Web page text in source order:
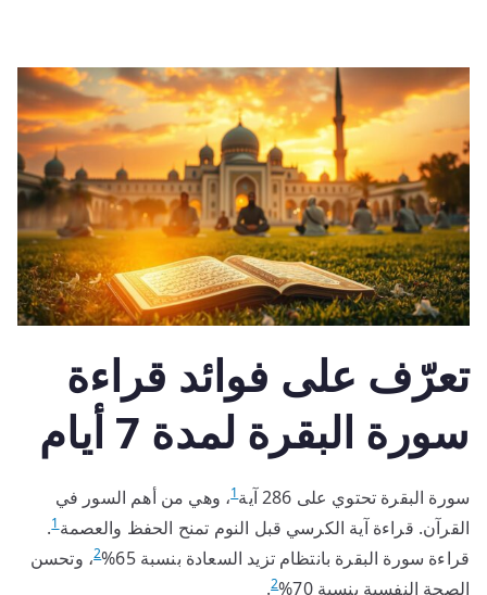
تعرّف على فوائد قراءة
سورة البقرة لمدة 7 أيام
سورة البقرة تحتوي على 286 آية 1، وهي من أهم السور في
القرآن. قراءة آية الكرسي قبل النوم تمنح الحفظ والعصمة1
.
قراءة سورة البقرة بانتظام تزيد السعادة بنسبة 65%
2، وتحسن
الصحة النفسية بنسبة 70%
2
.